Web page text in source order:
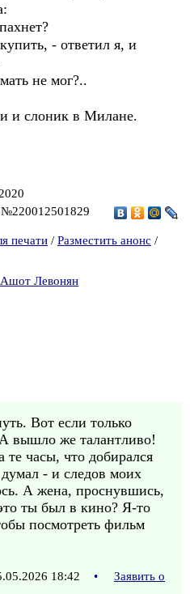
- ответил я, и
не мог?..
и слоник в Милане.
№220012501829
печати / Разместить анонс /
Ашот Левонян
Вот если только
вышло же талантливо!
часы, что добирался
- и следов моих
А жена, проснувшись,
ты был в кино? Я-то
посмотреть фильм
18:42 •
Заявить о